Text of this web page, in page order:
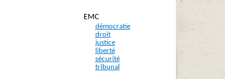
EMC
démocratie
droit
justice
liberté
sécurité
tribunal